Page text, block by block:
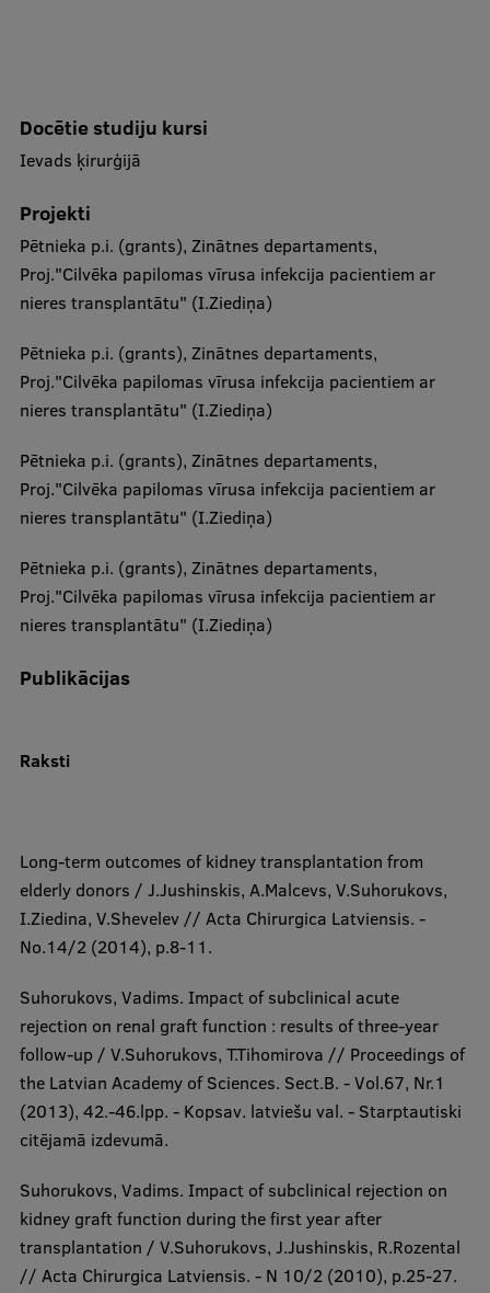
Docētie studiju kursi
Ievads ķirurģijā
Projekti
Pētnieka p.i. (grants), Zinātnes departaments,
Proj."Cilvēka papilomas vīrusa infekcija pacientiem ar
nieres transplantātu" (I.Ziediņa)
Pētnieka p.i. (grants), Zinātnes departaments,
Proj."Cilvēka papilomas vīrusa infekcija pacientiem ar
nieres transplantātu" (I.Ziediņa)
Pētnieka p.i. (grants), Zinātnes departaments,
Proj."Cilvēka papilomas vīrusa infekcija pacientiem ar
nieres transplantātu" (I.Ziediņa)
Pētnieka p.i. (grants), Zinātnes departaments,
Proj."Cilvēka papilomas vīrusa infekcija pacientiem ar
nieres transplantātu" (I.Ziediņa)
Publikācijas
Raksti​​
Long-term outcomes of kidney transplantation from
elderly donors / J.Jushinskis, A.Malcevs, V.Suhorukovs,
I.Ziedina, V.Shevelev // Acta Chirurgica Latviensis. -
No.14/2 (2014), p.8-11.
Suhorukovs, Vadims. Impact of subclinical acute
rejection on renal graft function : results of three-year
follow-up / V.Suhorukovs, T.Tihomirova // Proceedings of
the Latvian Academy of Sciences. Sect.B. - Vol.67, Nr.1
(2013), 42.-46.lpp. - Kopsav. latviešu val. - Starptautiski
citējamā izdevumā.
Suhorukovs, Vadims. Impact of subclinical rejection on
kidney graft function during the first year after
transplantation / V.Suhorukovs, J.Jushinskis, R.Rozental
// Acta Chirurgica Latviensis. - N 10/2 (2010), p.25-27.